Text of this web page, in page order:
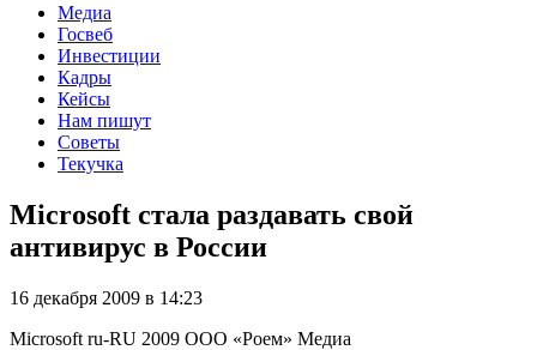
Медиа
Госвеб
Инвестиции
Кадры
Кейсы
Нам пишут
Советы
Текучка
Microsoft стала раздавать свой
антивирус в России
16 декабря 2009 в 14:23
Microsoft ru-RU 2009 ООО «Роем» Медиа